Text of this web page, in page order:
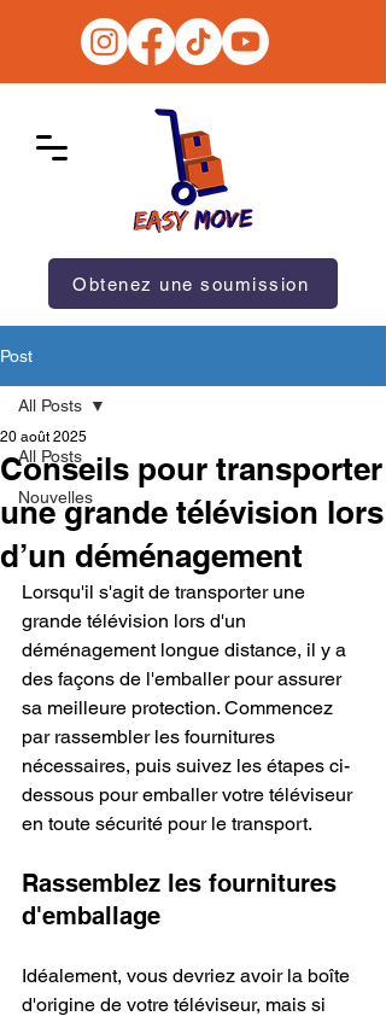
Obtenez une soumission
Post
All Posts
Nouvelles
All Posts
Conseils pour transporter
une grande télévision lors
d’un déménagement
20 août 2025
Lorsqu'il s'agit de transporter une
grande télévision lors d'un
déménagement longue distance, il y a
des façons de l'emballer pour assurer
sa meilleure protection. Commencez
par rassembler les fournitures
nécessaires, puis suivez les étapes ci-
dessous pour emballer votre téléviseur
en toute sécurité pour le transport.
Rassemblez les fournitures
d'emballage
Idéalement, vous devriez avoir la boîte
d'origine de votre téléviseur, mais si